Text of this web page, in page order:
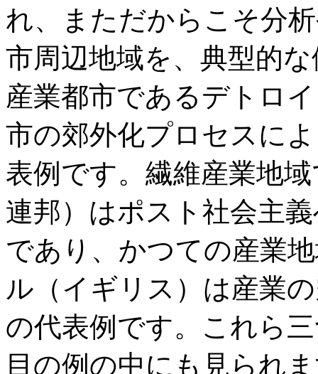
れ、まただからこそ分
市周辺地域を、典型的
産業都市であるデトロ
市の郊外化プロセスに
表例です。繊維産業地
連邦）はポスト社会主
であり、かつての産業
ル（イギリス）は産業
の代表例です。これら
目の例の中にも見られ